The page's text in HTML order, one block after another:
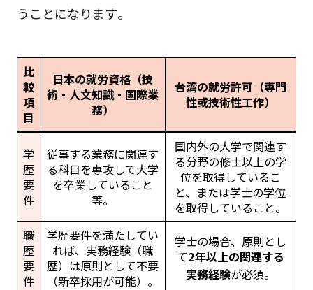
うことになります。
比
較
項
目
日本の就労資格（技
術・人文知識・国際業
務）
台湾の就労許可（專門
性或技術性工作）
学
歴
要
件
従事する業務に関連す
る科目を専攻して大学
を卒業していること
等。
国内外の大学で関連す
る分野の修士以上の学
位を取得しているこ
と、または学士の学位
を取得していること。
職
歴
要
件
学歴要件を満たしてい
れば、実務経験（職
歴）は原則として不要
（新卒採用が可能）。
学士の場合、原則とし
て2年以上の関連する
実務経験が必須。